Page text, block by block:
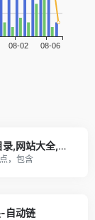
站三界导航 - 网站目录,网址提交,分类目录,网站大全,名站导航之家
，包含
自动链